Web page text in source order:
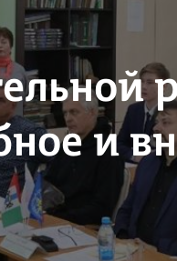
и